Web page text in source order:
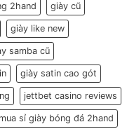
2hand giày cũ
giày like new
samba cũ
giày satin cao gót
jettbet casino reviews
mua sỉ giày bóng đá 2hand